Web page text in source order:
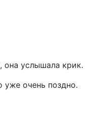
она услышала крик.
очень поздно.